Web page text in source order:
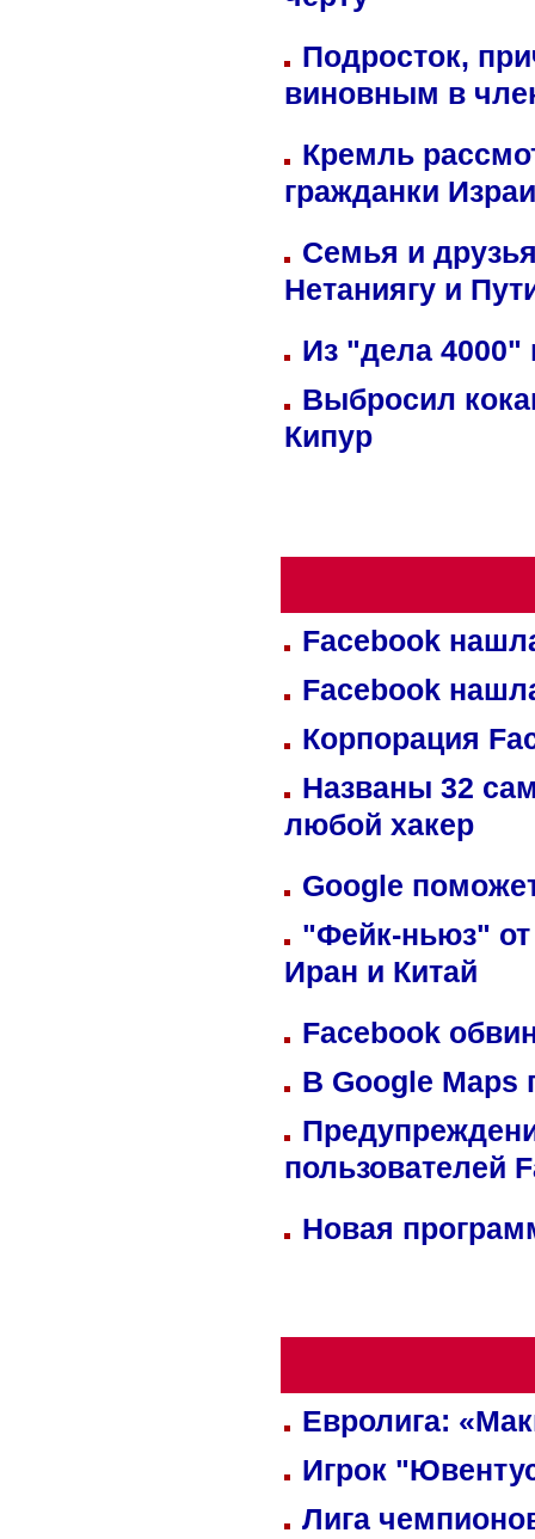
Подросток,
виновным в
Кремль
гражданки
Семья и
Нетаниягу и
Из "дела 4000"
Выбросил
Кипур
Facebook
Facebook
Корпорация
Названы 32
любой хакер
Google
"Фейк-ньюз" от
Иран и Китай
Facebook
В Google Maps
пользователей
Новая
Евролига:
Игрок
Лига